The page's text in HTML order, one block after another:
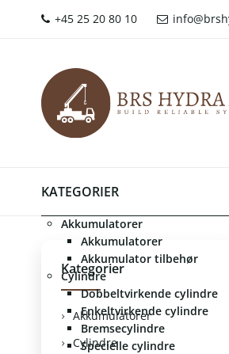
+45 25 20 80 10
KATEGORIER
Akkumulatorer
Akkumulatorer
Akkumulator tilbehør
Cylindre
Dobbeltvirkende cylindre
Enkeltvirkende cylindre
Bremsecylindre
Specielle cylindre
Kategorier
Akkumulatorer
Cylindre